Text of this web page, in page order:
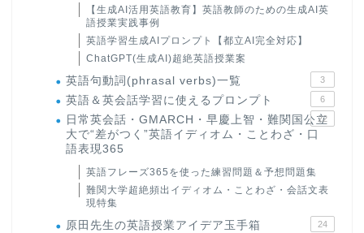
【生成AI活用英語教育】英語教師のための生成AI英
語授業実践事例
英語学習生成AIプロンプト【都立AI完全対応】
ChatGPT(生成AI)超絶英語授業案
英語句動詞(phrasal verbs)一覧 3
英語＆英会話学習に使えるプロンプト 6
日常英会話・GMARCH・早慶上智・難関国公立
大で“差がつく”英語イディオム・ことわざ・口
語表現365
22
英語フレーズ365を使った練習問題＆予想問題集
難関大学超絶頻出イディオム・ことわざ・会話文表
現特集
原田先生の英語授業アイデア玉手箱 24